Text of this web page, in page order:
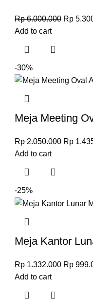
Rp6.000.000 Rp
Add to cart
-30%
Meja Meeting
Rp2.050.000 Rp
Add to cart
-25%
Meja Kantor
Rp1.332.000 Rp
Add to cart